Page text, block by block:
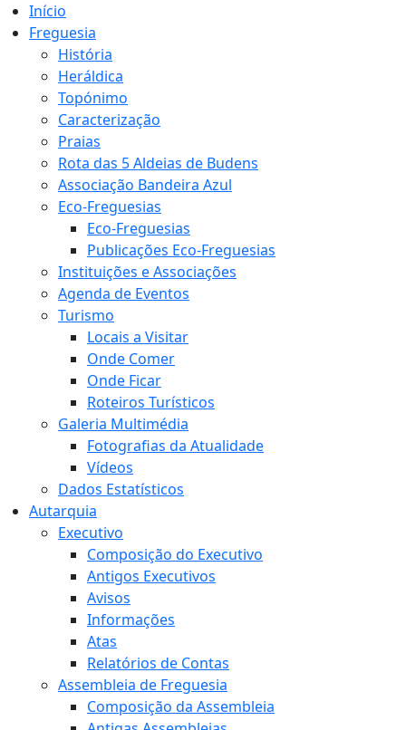
Início
Freguesia
História
Heráldica
Topónimo
Caracterização
Praias
Rota das 5 Aldeias de Budens
Associação Bandeira Azul
Eco-Freguesias
Eco-Freguesias
Publicações Eco-Freguesias
Instituições e Associações
Agenda de Eventos
Turismo
Locais a Visitar
Onde Comer
Onde Ficar
Roteiros Turísticos
Galeria Multimédia
Fotografias da Atualidade
Vídeos
Dados Estatísticos
Autarquia
Executivo
Composição do Executivo
Antigos Executivos
Avisos
Informações
Atas
Relatórios de Contas
Assembleia de Freguesia
Composição da Assembleia